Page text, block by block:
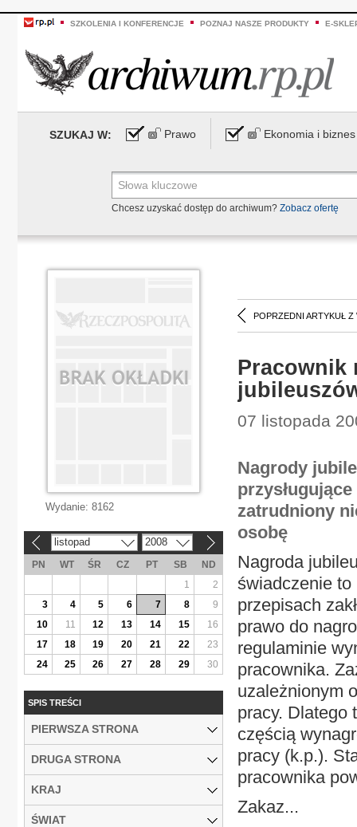
SZKOLENIA I KONFERENCJE POZNAJ NASZE PRODUKTY E-
SZUKAJ W: Prawo Ekonomia i biznes
Chcesz uzyskać dostęp do archiwum? Zobacz ofertę
POPRZEDNI ARTYKUŁ Z
Pracownik
07 listopada
Nagrody
zatrudniony
osobę
Nagroda
świadczenie
przepisach
prawo do
regulaminie
pracownika.
uzależnionym
pracy. Dlatego
częścią
pracy (k.p.).
pracownika
Zakaz...
Wydanie: 8162
listopad 2008
PN WT ŚR CZ PT SB
ND
1
2
3
4 5 6 7 8
9
10
11 12 13 14 15
16
17
18 19 20 21 22
23
24
25 26 27 28 29 30
SPIS TREŚCI
PIERWSZA STRONA
DRUGA STRONA
KRAJ
ŚWIAT